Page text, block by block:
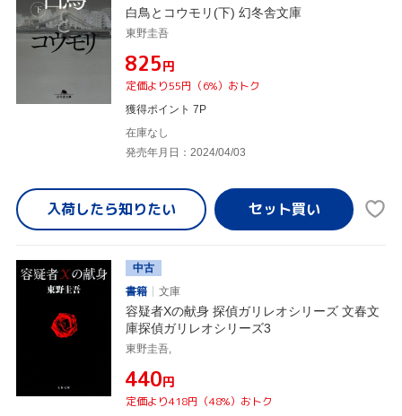
白鳥とコウモリ(下) 幻冬舎文庫
東野圭吾
¥825円
定価より55円（6%）おトク
獲得ポイント 7P
在庫なし
発売年月日：2024/04/03
入荷したら知りたい
中古
書籍
文庫
容疑者Xの献身 探偵ガリレオシリーズ 文春文
庫探偵ガリレオシリーズ3
東野圭吾,
¥440円
定価より418円（48%）おトク